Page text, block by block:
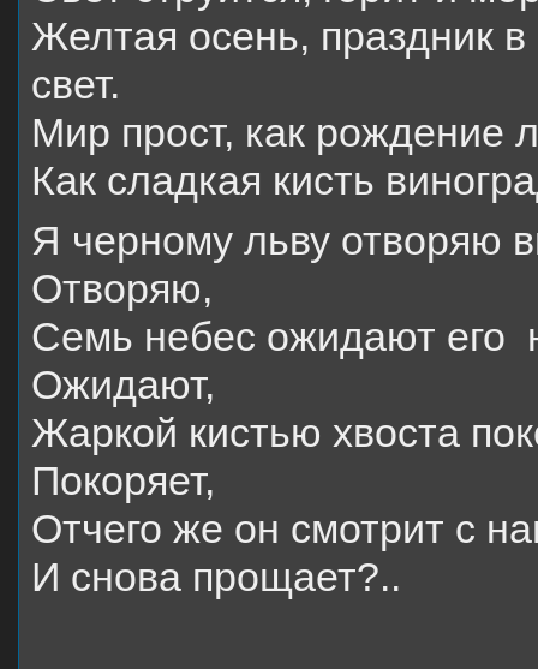
Желтая осень, праздник
свет.
Мир прост, как рождение
Как сладкая кисть
Я черному льву отворяю
Отворяю,
Семь небес ожидают его
Ожидают,
Жаркой кистью хвоста
Покоряет,
Отчего же он смотрит с
И снова прощает?..